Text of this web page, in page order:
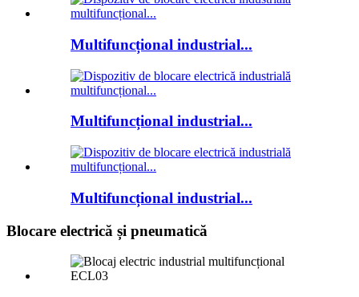
Multifuncțional industrial...
Multifuncțional industrial...
Multifuncțional industrial...
Blocare electrică și pneumatică